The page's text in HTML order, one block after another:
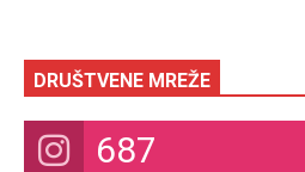
DRUŠTVENE MREŽE
687